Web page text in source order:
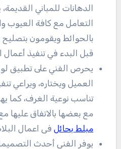
الدهانات للمباني
التعامل مع كافة العيوب
بالحوائط ويقومون
قبل البدء في تنفيذ أعمال
يحرص الفني على تطبيق
العميل ويختاره، ويراعي
تناسب نوعية الغرف، كما
مع بعضها بالاتفاق عليها
مبلط بحائل فى اعمال
يوفر الفني أحدث